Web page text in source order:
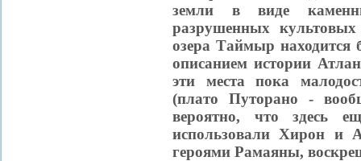
земли в виде
разрушенных
озера Таймыр находится
описанием истории
эти места пока
(плато Путорано -
вероятно, что здесь
использовали Хирон и
героями Рамаяны,